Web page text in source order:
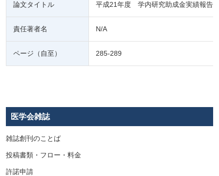
論文タイトル 平成21年度 学内研究助成金実績報告
責任著者名 N/A
ページ（自至） 285-289
医学会雑誌
雑誌創刊のことば
投稿書類・フロー・料金
許諾申請